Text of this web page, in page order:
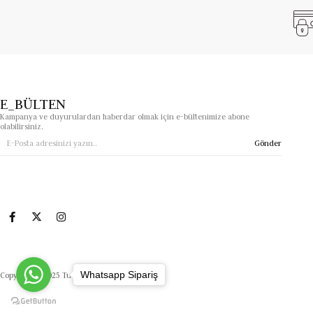
E_BÜLTEN
Kampanya ve duyurulardan haberdar olmak için e-bültenimize abone
olabilirsiniz.
Gönder
Copyright© 2025 Tuanasimgeoptik.com
Whatsapp Sipariş